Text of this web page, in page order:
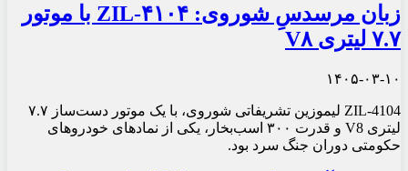
زبان مرسدسِ شوروی: ZIL-۴۱۰۴ با موتور
۷.۷ لیتری V۸
۱۴۰۵-۰۳-۱۰
ZIL-4104 لیموزین تشریفاتی شوروی، با یک موتور دست‌ساز ۷.۷
لیتری V8 و قدرت ۳۰۰ اسب‌بخار، یکی از نمادهای خودروهای
حکومتی دوران جنگ سرد بود.